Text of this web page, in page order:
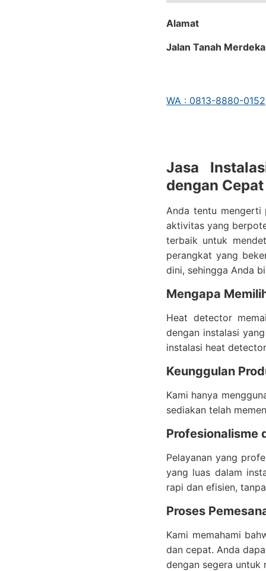
Alamat
Jalan Tanah
WA : 0813-8880-0152
Jasa
dengan
Anda tentu mengerti
aktivitas yang
terbaik untuk
perangkat yang
dini, sehingga Anda
Mengapa
Heat detector
dengan instalasi
instalasi heat
Keunggulan
Kami hanya
sediakan telah
Profesionalisme
Pelayanan yang
yang luas dalam
rapi dan efisien,
Proses
Kami memahami
dan cepat. Anda
dengan segera untuk